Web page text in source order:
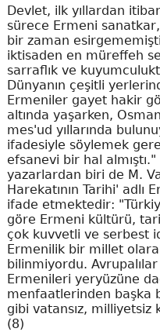
Devlet, ilk yıllardan
sürece Ermeni
bir zaman
iktisaden en müreffeh
sarraflık ve
Dünyanın çeşitli
Ermeniler gayet hakir
altında yaşarken,
mes'ud yıllarında
ifadesiyle söylemek
efsanevi bir hal
yazarlardan biri de M.
Harekatının Tarihi' adlı
ifade etmektedir:
göre Ermeni kültürü,
çok kuvvetli ve serbest
Ermenilik bir millet
bilinmiyordu.
Ermenileri yeryüzüne
menfaatlerinden başka
gibi vatansız, milliyetsiz
(8)